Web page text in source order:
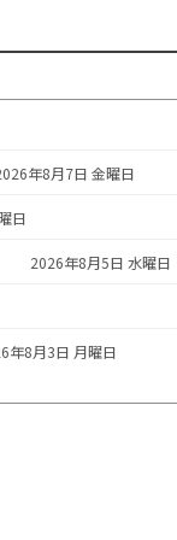
年8月7日 金曜日
日
2026年8月5日 水曜日
年8月3日 月曜日